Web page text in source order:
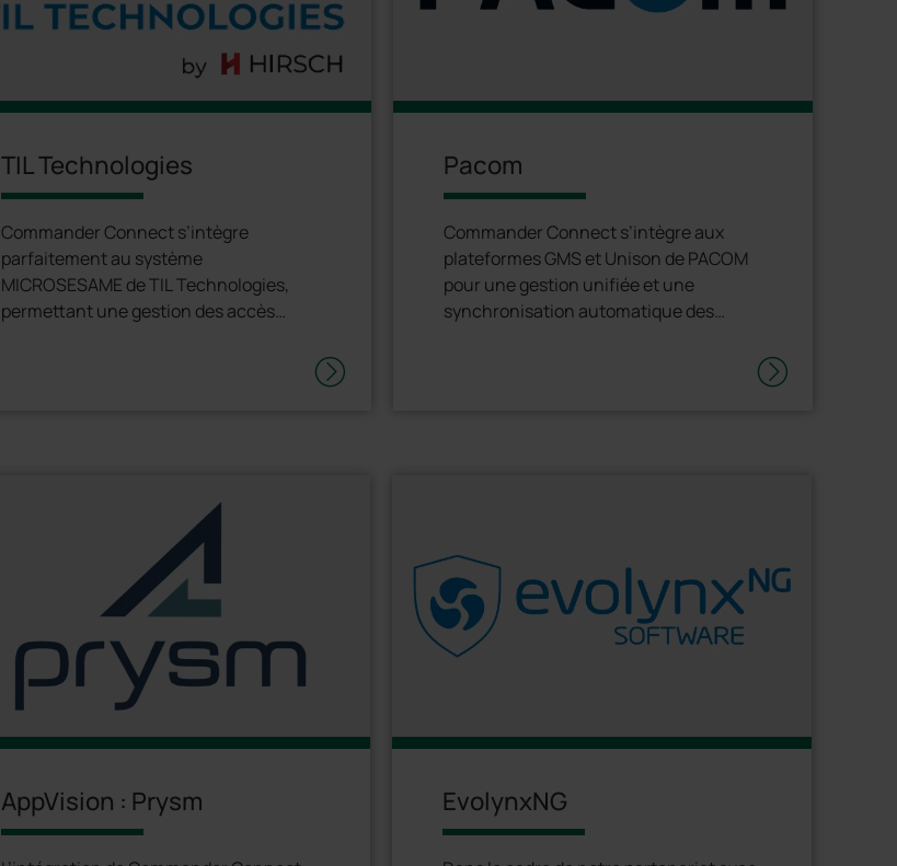
TIL Technologies
Commander Connect s’intègre
parfaitement au système
MICROSESAME de TIL Technologies,
permettant une gestion des accès
Pacom
Commander Connect s’intègre aux
plateformes GMS et Unison de PACOM
pour une gestion unifiée et une
synchronisation automatique des
AppVision : Prysm EvolynxNG